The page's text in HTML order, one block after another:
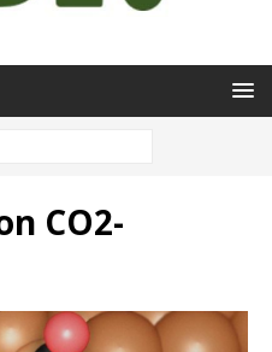
CO2-